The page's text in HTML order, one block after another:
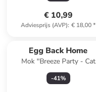
€ 10,99
Adviesprijs (AVP): € 18,00*
Egg Back Home
Mok ''Breeze Party - Cat
Mom'' oranje - 450 ml
-41%